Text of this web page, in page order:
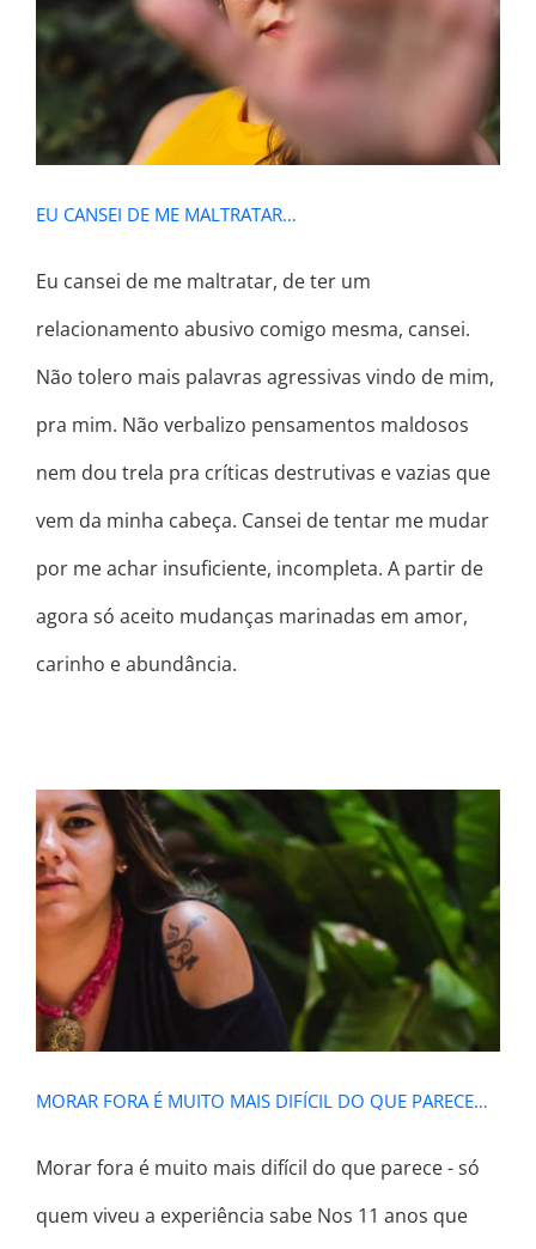
EU CANSEI DE ME MALTRATAR…
EU CANSEI DE ME MALTRATAR…
Eu cansei de me maltratar, de ter um
relacionamento abusivo comigo mesma, cansei.
Não tolero mais palavras agressivas vindo de mim,
pra mim. Não verbalizo pensamentos maldosos
nem dou trela pra críticas destrutivas e vazias que
vem da minha cabeça. Cansei de tentar me mudar
por me achar insuficiente, incompleta. A partir de
agora só aceito mudanças marinadas em amor,
carinho e abundância.
MORAR FORA É MUITO MAIS DIFÍCIL
DO QUE PARECE…
MORAR FORA É MUITO MAIS DIFÍCIL DO QUE PARECE…
Morar fora é muito mais difícil do que parece - só
quem viveu a experiência sabe Nos 11 anos que